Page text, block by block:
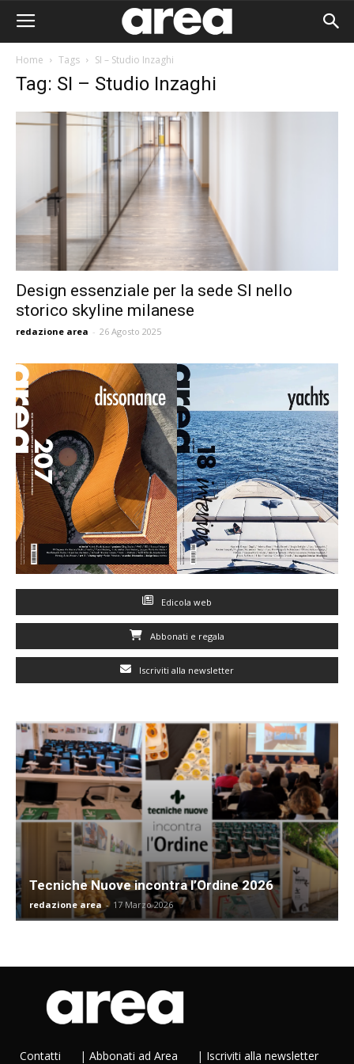
Home Tags SI – Studio Inzaghi
Tag: SI – Studio Inzaghi
Design essenziale per la sede SI nello
storico skyline milanese
redazione area - 26 Agosto 2025
Edicola web
Abbonati e regala
Iscriviti alla newsletter
Tecniche Nuove incontra l’Ordine 2026
redazione area - 17 Marzo 2026
Contatti | Abbonati ad Area | Iscriviti alla newsletter